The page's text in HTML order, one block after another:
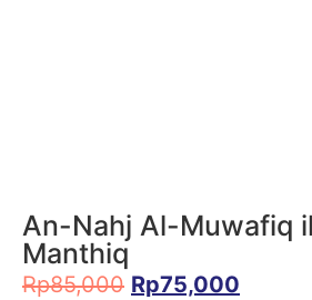
An-Nahj Al-Muwafiq
Manthiq
Rp85,000 Rp75,000